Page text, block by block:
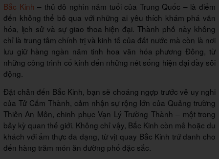
Bắc Kinh – thủ đô nghìn năm tuổi của Trung Quốc – là điểm
đến không thể bỏ qua với những ai yêu thích khám phá văn
hóa, lịch sử và sự giao thoa hiện đại. Thành phố này không
chỉ là trung tâm chính trị và kinh tế của đất nước mà còn là nơi
lưu giữ hàng ngàn năm tinh hoa văn hóa phương Đông, từ
những công trình cổ kính đến những nét sống hiện đại đầy sôi
động.
Đặt chân đến Bắc Kinh, bạn sẽ choáng ngợp trước vẻ uy nghi
của Tử Cấm Thành, cảm nhận sự rộng lớn của Quảng trường
Thiên An Môn, chinh phục Vạn Lý Trường Thành – một trong
bảy kỳ quan thế giới. Không chỉ vậy, Bắc Kinh còn mê hoặc du
khách với ẩm thực đa dạng, từ vịt quay Bắc Kinh trứ danh cho
đến hàng trăm món ăn đường phố đặc sắc.